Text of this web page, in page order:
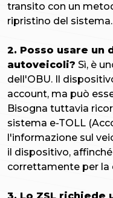
transito con un
ripristino del sistema.
2. Posso usare un
autoveicoli? Sì, è
dell'OBU. Il
account, ma può
Bisogna tuttavia
sistema e-TOLL
l'informazione sul
il dispositivo,
correttamente per la